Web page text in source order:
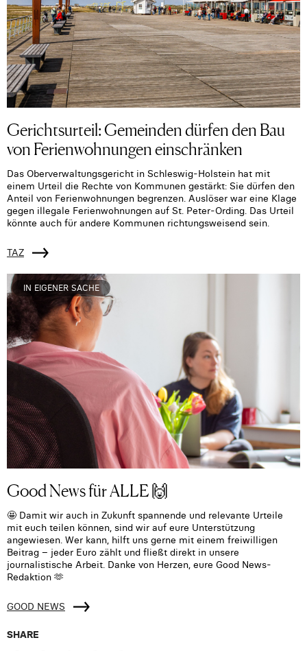
Gerichtsurteil: Gemeinden dürfen den Bau
von Ferienwohnungen einschränken
Das Oberverwaltungsgericht in Schleswig-Holstein hat mit
einem Urteil die Rechte von Kommunen gestärkt: Sie dürfen den
Anteil von Ferienwohnungen begrenzen. Auslöser war eine Klage
gegen illegale Ferienwohnungen auf St. Peter-Ording. Das Urteil
könnte auch für andere Kommunen richtungsweisend sein.
TAZ
IN EIGENER SACHE
Good News für ALLE 🙌
🤩 Damit wir auch in Zukunft spannende und relevante Urteile
mit euch teilen können, sind wir auf eure Unterstützung
angewiesen. Wer kann, hilft uns gerne mit einem freiwilligen
Beitrag – jeder Euro zählt und fließt direkt in unsere
journalistische Arbeit. Danke von Herzen, eure Good News-
Redaktion 🫶
GOOD NEWS
SHARE